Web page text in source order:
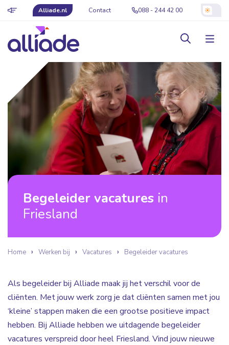
Alliade.nl Contact 088 - 244 42 00
Begeleider vacatures in
Friesland
Home Werken bij Vacatures Begeleider vacatures
Als begeleider bij Alliade maak jij het verschil voor de
cliënten. Met jouw werk zorg je dat cliënten samen met jou
‘kleine’ stappen maken die een grootse positieve impact
hebben. Bij Alliade hebben we uitdagende begeleider
vacatures verspreid door heel Friesland. Vind jouw nieuwe